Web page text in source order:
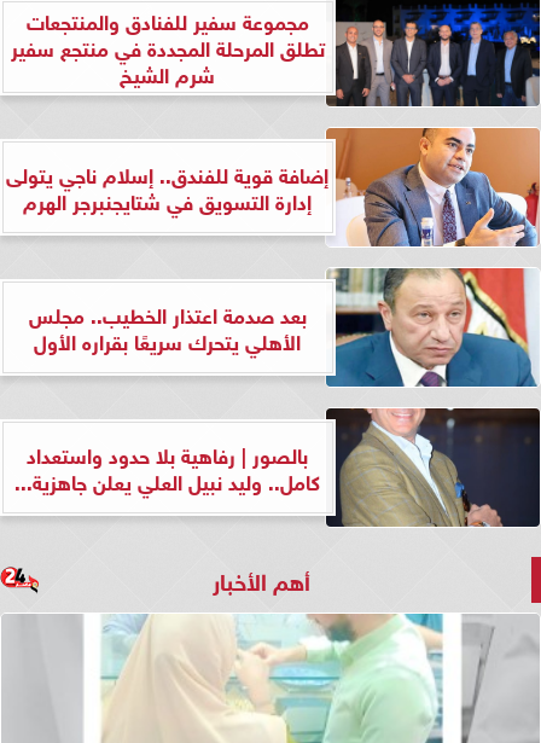
مجموعة سفير للفنادق والمنتجعات
تطلق المرحلة المجددة في منتجع سفير
شرم الشيخ
إضافة قوية للفندق.. إسلام ناجي يتولى
إدارة التسويق في شتايجنبرجر الهرم
بعد صدمة اعتذار الخطيب.. مجلس
الأهلي يتحرك سريعًا بقراره الأول
بالصور | رفاهية بلا حدود واستعداد
كامل.. وليد نبيل العلي يعلن جاهزية...
أهم الأخبار